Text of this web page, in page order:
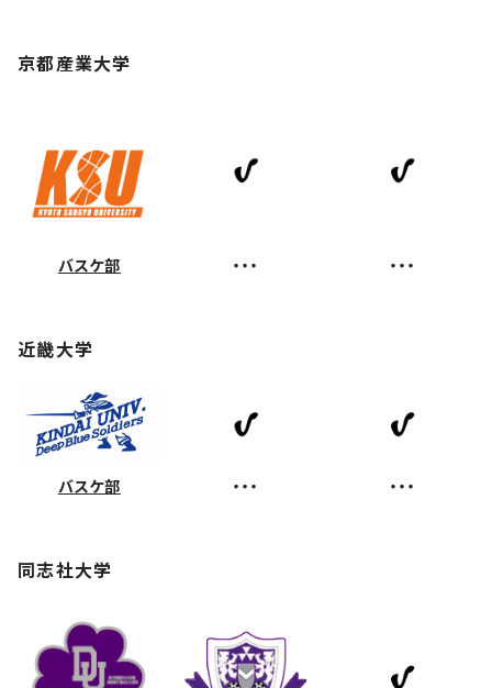
京都産業大学
バスケ部 ・・・ ・・・
近畿大学
バスケ部 ・・・ ・・・
同志社大学